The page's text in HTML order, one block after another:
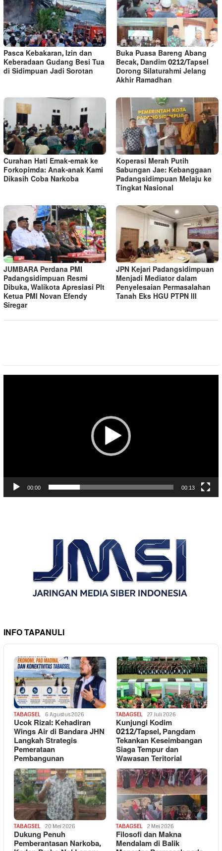
Pasca Kebakaran, Izin dan
Keberadaan Gudang Besi Tua
di Sidimpuan Jadi Sorotan
Buka Puasa Bareng Abang
Becak, Dandim 0212/Tapsel
Dorong Silaturahmi Jelang
Akhir Ramadhan
Curahan Hati Emak-emak ke
Forkopimda: Anak-anak Kami
Dikasih Coba Narkoba
Koperasi Merah Putih
Sabungan Jae: Kebanggaan
Padangsidimpuan Melaju ke
Tingkat Nasional
JUMBARA Perdana PMI
Padangsidimpuan Resmi
Dibuka, Walikota Apresiasi Plt
Ketua PMI Novan Efendy
Siregar
JPN Kejari Padangsidimpuan
Menjadi Mediator dalam
Penyelesaian Permasalahan
Tanah Eks HGU PTPN III
00:00 00:13
INFO TAPANULI
TABAGSEL 6 Agustus 2026
Ucok Rizal: Kehadiran
Wings Air di Bandara JHN
Langkah Strategis
Pemerataan
Pembangunan
TABAGSEL 27 Juli 2026
Kunjungi Kodim
0212/Tapsel, Pangdam
Tekankan Keseimbangan
Siaga Tempur dan
Wawasan Teritorial
TABAGSEL 20 Mei 2026
Dukung Penuh
Pemberantasan Narkoba,
TABAGSEL 2 Mei 2026
Filosofi dan Makna
Mendalam di Balik